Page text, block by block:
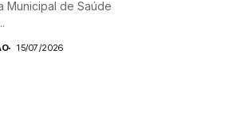
Municipal de Saúde
15/07/2026